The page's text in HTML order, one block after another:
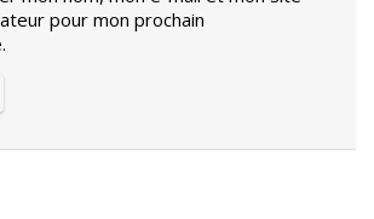
pour mon prochain